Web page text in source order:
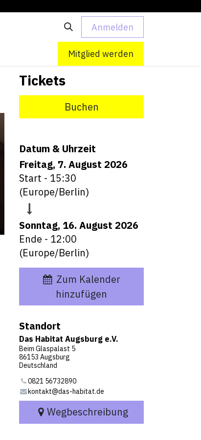
Anmelden
Mitglied werden
Tickets
Buchen
Datum & Uhrzeit
Freitag, 7. August 2026
Start - 15:30
(Europe/Berlin)
Sonntag, 16. August 2026
Ende - 12:00
(Europe/Berlin)
Zum Kalender
hinzufügen
Standort
Das Habitat Augsburg e.V.
Beim Glaspalast 5
86153 Augsburg
Deutschland
0821 56732890
kontakt@das-habitat.de
Wegbeschreibung